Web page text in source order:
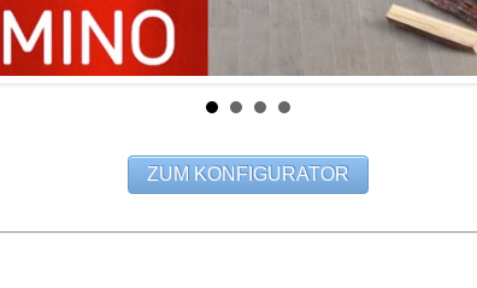
ZUM KONFIGURATOR